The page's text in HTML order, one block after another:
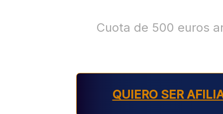
Cuota de 500 euros
QUIERO SER